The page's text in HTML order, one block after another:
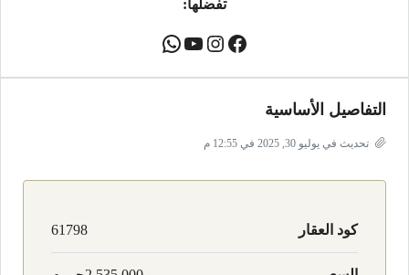
تفضلها:
التفاصيل الأساسية
تحديث في يوليو 30, 2025 في 12:55 م
كود العقار 61798